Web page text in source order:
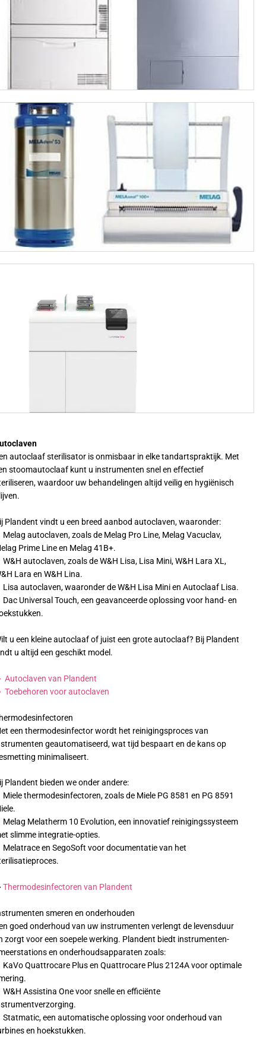
autoclaaf sterilisator is onmisbaar in elke tandartspraktijk. Met
stoomautoclaaf kunt u instrumenten snel en effectief
waardoor uw behandelingen altijd veilig en hygiënisch
Plandent vindt u een breed aanbod autoclaven, waaronder:
autoclaven, zoals de Melag Pro Line, Melag Vacuclav,
Prime Line en Melag 41B+.
autoclaven, zoals de W&H Lisa, Lisa Mini, W&H Lara XL,
Lara en W&H Lina.
autoclaven, waaronder de W&H Lisa Mini en Autoclaaf Lisa.
Universal Touch, een geavanceerde oplossing voor hand- en
u een kleine autoclaaf of juist een grote autoclaaf? Bij Plandent
u altijd een geschikt model.
van Plandent
voor autoclaven
een thermodesinfector wordt het reinigingsproces van
geautomatiseerd, wat tijd bespaart en de kans op
minimaliseert.
Plandent bieden we onder andere:
thermodesinfectoren, zoals de Miele PG 8581 en PG 8591
Melatherm 10 Evolution, een innovatief reinigingssysteem
slimme integratie-opties.
en SegoSoft voor documentatie van het
Thermodesinfectoren van Plandent
smeren en onderhouden
goed onderhoud van uw instrumenten verlengt de levensduur
zorgt voor een soepele werking. Plandent biedt instrumenten-
en onderhoudsapparaten zoals:
Quattrocare Plus en Quattrocare Plus 2124A voor optimale
Assistina One voor snelle en efficiënte
een automatische oplossing voor onderhoud van
en hoekstukken.